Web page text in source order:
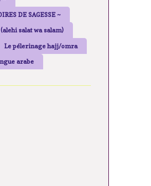
DE SAGESSE ~
salat wa salam)
Le pélerinage hajj/omra
arabe